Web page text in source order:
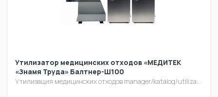
Утилизатор медицинских отходов «МЕДИТЕК
«Знамя Труда» Балтнер-Ш100
Утилизация медицинских отходов manager/katalog/utilizacia/balt-sh100.jpg